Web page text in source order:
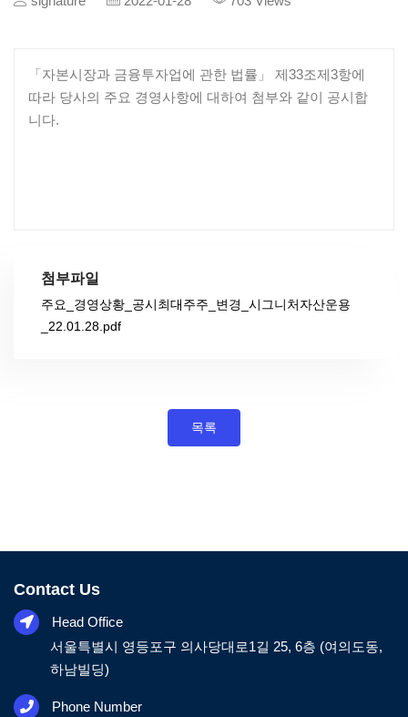
「자본시장과 금융투자업에 관한 법률」 제33조제3항에
따라 당사의 주요 경영사항에 대하여 첨부와 같이 공시합
니다.
첨부파일
주요_경영상황_공시최대주주_변경_시그니처자산운용
_22.01.28.pdf
목록
Contact Us
Head Office
서울특별시 영등포구 의사당대로1길 25, 6층 (여의도동,
하남빌딩)
Phone Number